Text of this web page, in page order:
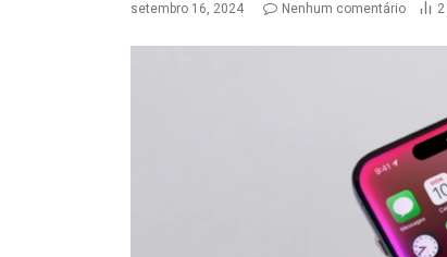
setembro 16, 2024 Nenhum comentário 2